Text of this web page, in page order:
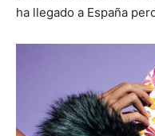
ha llegado a España